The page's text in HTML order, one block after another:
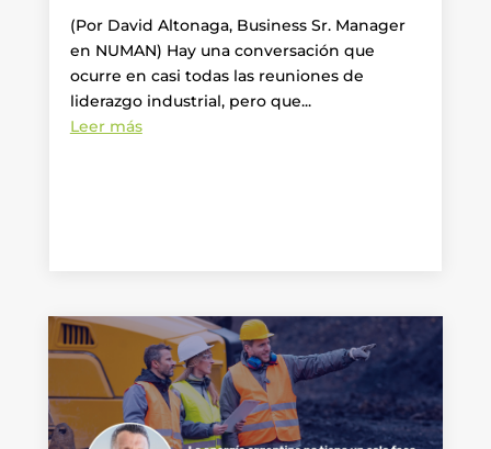
(Por David Altonaga, Business Sr. Manager
en NUMAN) Hay una conversación que
ocurre en casi todas las reuniones de
liderazgo industrial, pero que...
Leer más